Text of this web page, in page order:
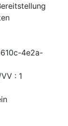
4e2a-
: 1